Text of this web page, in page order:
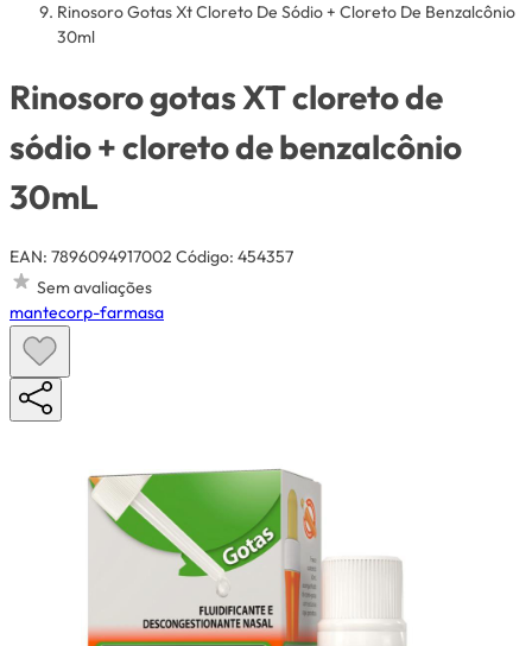
Rinosoro Gotas Xt Cloreto De Sódio + Cloreto De Benzalcônio
30ml
Rinosoro gotas XT cloreto de
sódio + cloreto de benzalcônio
30mL
EAN: 7896094917002 Código: 454357
Sem avaliações
mantecorp-farmasa